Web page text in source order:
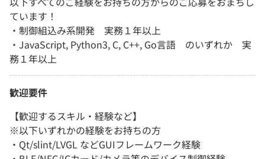
ています！
・制御組込み系開発 実務１年以上
・JavaScript, Python3, C, C++, Go言語 のいずれか 実
務１年以上
歓迎要件
【歓迎するスキル・経験など】
※以下いずれかの経験をお持ちの方
・Qt/slint/LVGL などGUIフレームワーク経験